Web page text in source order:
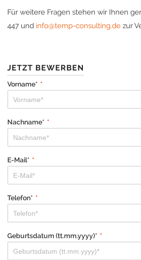
Für weitere Fragen stehen wir Ihnen
447 und info@temp-consulting.de zur
JETZT BEWERBEN
Vorname* *
Nachname* *
E-Mail* *
Telefon* *
Geburtsdatum (tt.mm.yyyy)* *